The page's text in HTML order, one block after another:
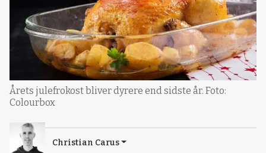
Årets julefrokost bliver dyrere end sidste år. Foto:
Colourbox
Christian Carus